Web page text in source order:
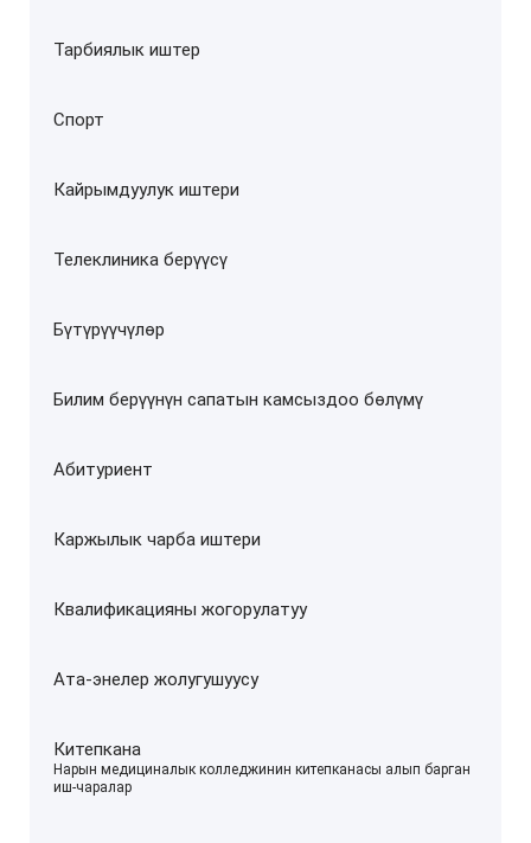
Тарбиялык иштер
Спорт
Кайрымдуулук иштери
Телеклиника берүүсү
Бүтүрүүчүлөр
Билим берүүнүн сапатын камсыздоо бөлүмү
Абитуриент
Каржылык чарба иштери
Квалификацияны жогорулатуу
Ата-энелер жолугушуусу
Китепкана
–
Нарын медициналык колледжинин китепканасы алып барган
иш-чаралар